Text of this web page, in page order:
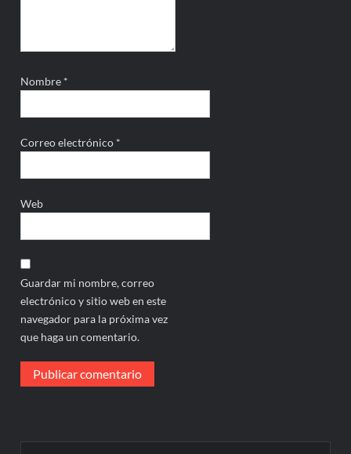
Nombre *
Correo electrónico *
Web
Guardar mi nombre, correo
electrónico y sitio web en este
navegador para la próxima vez
que haga un comentario.